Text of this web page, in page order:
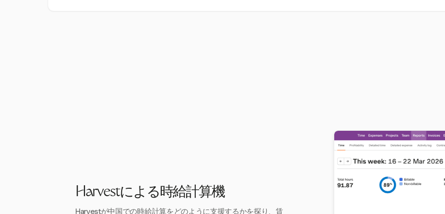
Harvestによる時給計算機
Harvestが中国での時給計算をどのように支援するかを探り、賃